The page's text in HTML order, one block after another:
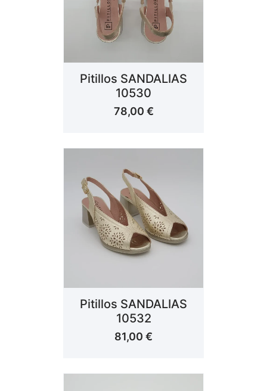
Pitillos SANDALIAS
10530
78,00 €
Pitillos SANDALIAS
10532
81,00 €